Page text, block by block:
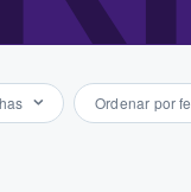
Ordenar por